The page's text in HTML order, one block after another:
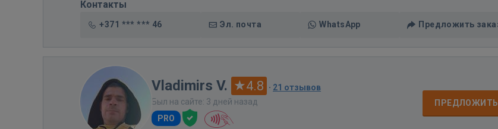
Контакты
+371 *** *** 46 Эл. почта WhatsApp Предложить
Vladimirs V. 4.8 · 21 отзывов
Был на сайте: 3 дней назад
PRO
ПРЕДЛОЖИТЬ